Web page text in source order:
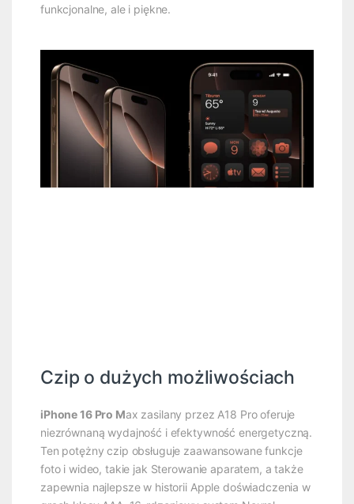
funkcjonalne, ale i piękne.
Czip o dużych możliwościach
iPhone 16 Pro Max zasilany przez A18 Pro oferuje
niezrównaną wydajność i efektywność energetyczną.
Ten potężny czip obsługuje zaawansowane funkcje
foto i wideo, takie jak Sterowanie aparatem, a także
zapewnia najlepsze w historii Apple doświadczenia w